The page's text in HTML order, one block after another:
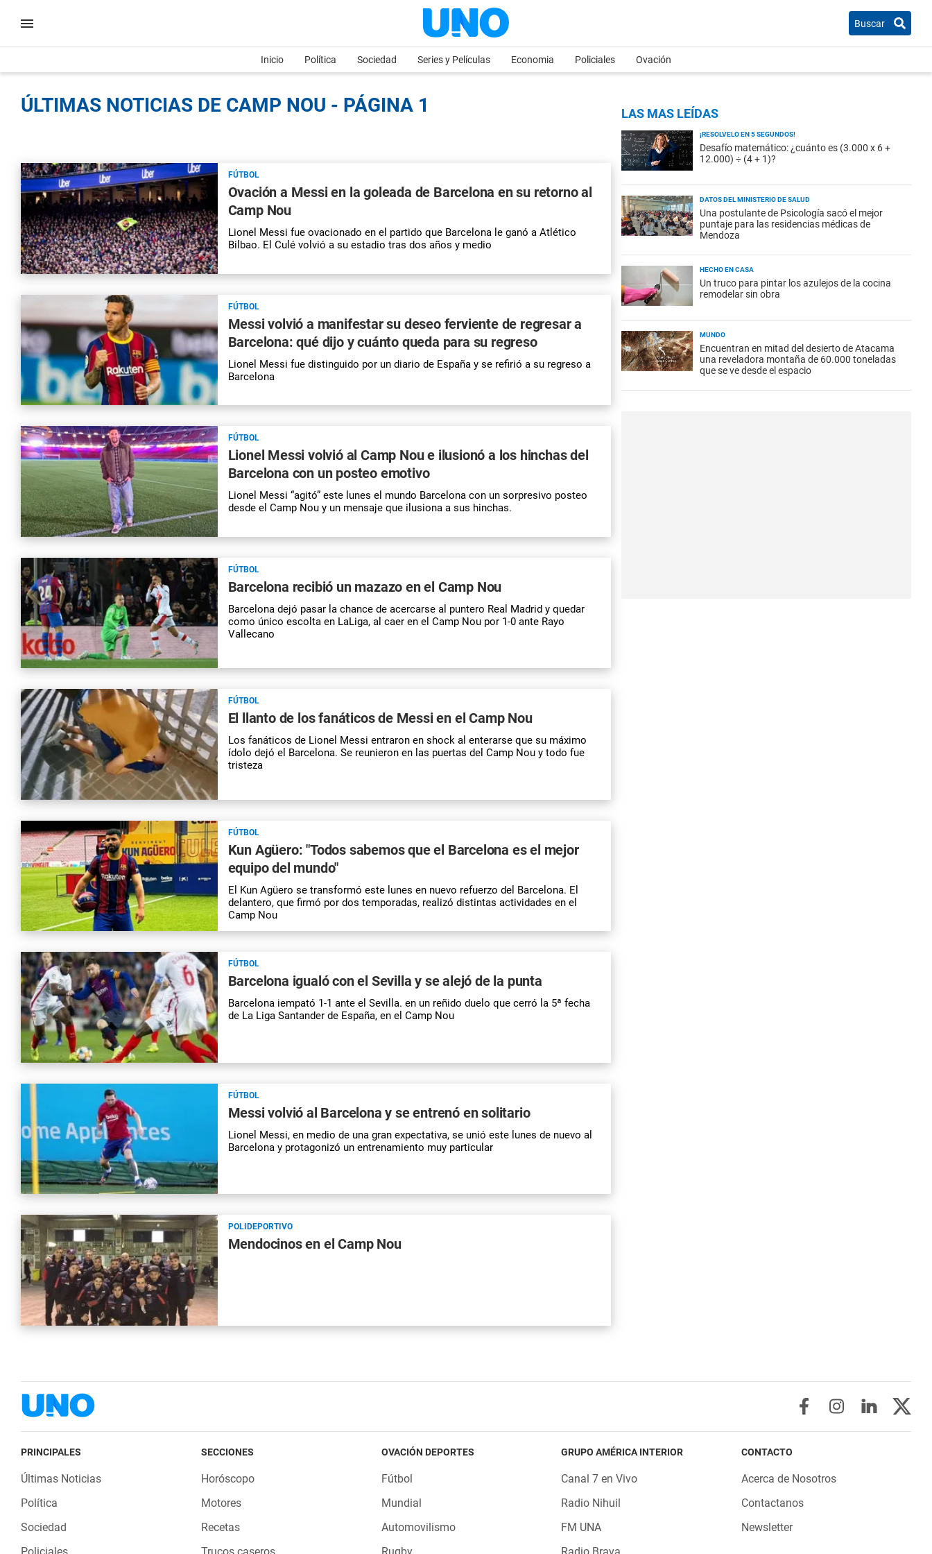
Buscar
Inicio Política Sociedad Series y Películas Economia Policiales Ovación
ÚLTIMAS NOTICIAS DE CAMP NOU - PÁGINA 1
FÚTBOL
Ovación a Messi en la goleada de Barcelona en su retorno al
Camp Nou
Lionel Messi fue ovacionado en el partido que Barcelona le ganó a Atlético
Bilbao. El Culé volvió a su estadio tras dos años y medio
FÚTBOL
Messi volvió a manifestar su deseo ferviente de regresar a
Barcelona: qué dijo y cuánto queda para su regreso
Lionel Messi fue distinguido por un diario de España y se refirió a su regreso a
Barcelona
FÚTBOL
Lionel Messi volvió al Camp Nou e ilusionó a los hinchas del
Barcelona con un posteo emotivo
Lionel Messi “agitó” este lunes el mundo Barcelona con un sorpresivo posteo
desde el Camp Nou y un mensaje que ilusiona a sus hinchas.
FÚTBOL
Barcelona recibió un mazazo en el Camp Nou
Barcelona dejó pasar la chance de acercarse al puntero Real Madrid y quedar
como único escolta en LaLiga, al caer en el Camp Nou por 1-0 ante Rayo
Vallecano
FÚTBOL
El llanto de los fanáticos de Messi en el Camp Nou
Los fanáticos de Lionel Messi entraron en shock al enterarse que su máximo
ídolo dejó el Barcelona. Se reunieron en las puertas del Camp Nou y todo fue
tristeza
FÚTBOL
Kun Agüero: "Todos sabemos que el Barcelona es el mejor
equipo del mundo"
El Kun Agüero se transformó este lunes en nuevo refuerzo del Barcelona. El
delantero, que firmó por dos temporadas, realizó distintas actividades en el
Camp Nou
FÚTBOL
Barcelona igualó con el Sevilla y se alejó de la punta
Barcelona iempató 1-1 ante el Sevilla. en un reñido duelo que cerró la 5ª fecha
de La Liga Santander de España, en el Camp Nou
FÚTBOL
Messi volvió al Barcelona y se entrenó en solitario
Lionel Messi, en medio de una gran expectativa, se unió este lunes de nuevo al
Barcelona y protagonizó un entrenamiento muy particular
POLIDEPORTIVO
Mendocinos en el Camp Nou
LAS MAS LEÍDAS
¡RESOLVELO EN 5 SEGUNDOS!
Desafío matemático: ¿cuánto es (3.000 x 6 +
12.000) ÷ (4 + 1)?
DATOS DEL MINISTERIO DE SALUD
Una postulante de Psicología sacó el mejor
puntaje para las residencias médicas de
Mendoza
HECHO EN CASA
Un truco para pintar los azulejos de la cocina
remodelar sin obra
MUNDO
Encuentran en mitad del desierto de Atacama
una reveladora montaña de 60.000 toneladas
que se ve desde el espacio
PRINCIPALES
Últimas Noticias
Política
Sociedad
SECCIONES
Horóscopo
Motores
Recetas
OVACIÓN DEPORTES
Fútbol
Mundial
Automovilismo
GRUPO AMÉRICA INTERIOR
Canal 7 en Vivo
Radio Nihuil
FM UNA
CONTACTO
Acerca de Nosotros
Contactanos
Newsletter